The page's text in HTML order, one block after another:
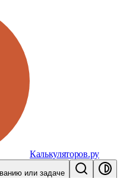
Калькуляторов.ру
или задаче